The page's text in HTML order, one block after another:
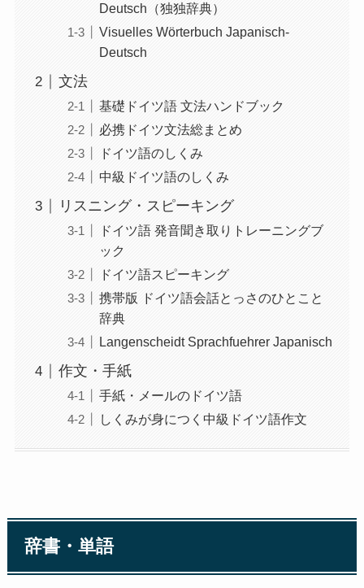
Deutsch（独独辞典）
Visuelles Wörterbuch Japanisch-
Deutsch
文法
基礎ドイツ語 文法ハンドブック
必携ドイツ文法総まとめ
ドイツ語のしくみ
中級ドイツ語のしくみ
リスニング・スピーキング
ドイツ語 発音聞き取りトレーニングブ
ック
ドイツ語スピーキング
携帯版 ドイツ語会話とっさのひとこと
辞典
Langenscheidt Sprachfuehrer Japanisch
作文・手紙
手紙・メールのドイツ語
しくみが身につく中級ドイツ語作文
辞書・単語